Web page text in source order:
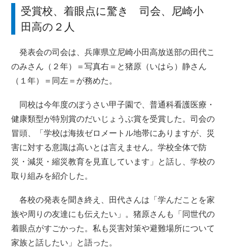
受賞校、着眼点に驚き 司会、尼崎小
田高の２人
発表会の司会は、兵庫県立尼崎小田高放送部の田代こ
のみさん（２年）＝写真右＝と猪原（いはら）静さん
（１年）＝同左＝が務めた。
同校は今年度のぼうさい甲子園で、普通科看護医療・
健康類型が特別賞のだいじょうぶ賞を受賞した。司会の
冒頭、「学校は海抜ゼロメートル地帯にありますが、災
害に対する意識は高いとは言えません。学校全体で防
災・減災・縮災教育を見直しています」と話し、学校の
取り組みを紹介した。
各校の発表を聞き終え、田代さんは「学んだことを家
族や周りの友達にも伝えたい」。猪原さんも「同世代の
着眼点がすごかった。私も災害対策や避難場所について
家族と話したい」と語った。